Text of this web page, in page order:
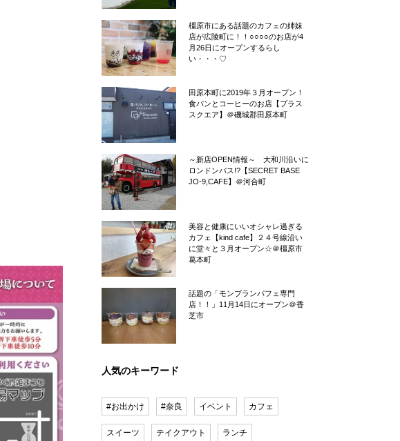
橿原市にある話題のカフェの姉妹
店が広陵町に！！○○○○のお店が4
月26日にオープンするらし
い・・・♡
田原本町に2019年３月オープン！
食パンとコーヒーのお店【プラス
スクエア】＠磯城郡田原本町
～新店OPEN情報～ 大和川沿いに
ロンドンバス!?【SECRET BASE
JO-9,CAFE】＠河合町
美容と健康にいいオシャレ過ぎる
カフェ【kind cafe】２４号線沿い
に堂々と３月オープン☆＠橿原市
葛本町
話題の「モンブランパフェ専門
店！！」11月14日にオープン＠香
芝市
人気のキーワード
#お出かけ #奈良 イベント カフェ
スイーツ テイクアウト ランチ